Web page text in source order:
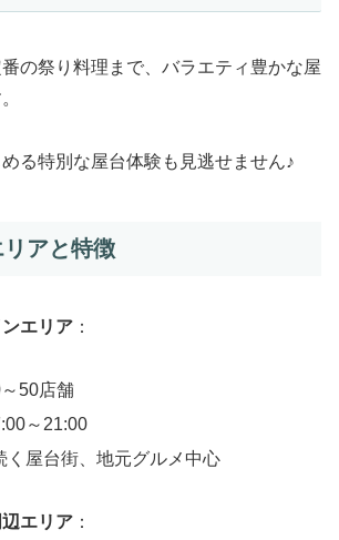
の祭り料理まで、バラエティ豊かな屋
る特別な屋台体験も見逃せません♪
アと特徴
エリア ：
50店舗
～21:00
く屋台街、地元グルメ中心
エリア ：